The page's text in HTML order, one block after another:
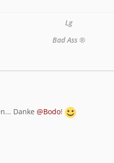
Lg
Bad Ass ®
Danke @Bodo!